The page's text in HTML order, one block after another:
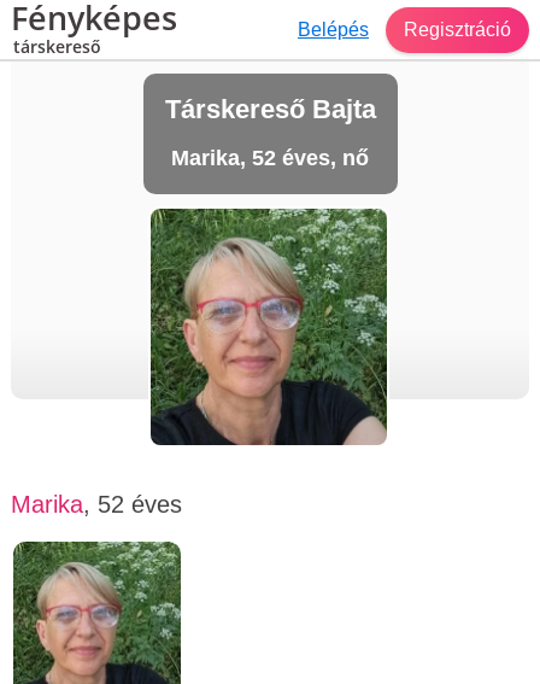
Fényképes
társkereső
Belépés Regisztráció
Társkereső Bajta
Marika, 52 éves, nő
Marika, 52 éves